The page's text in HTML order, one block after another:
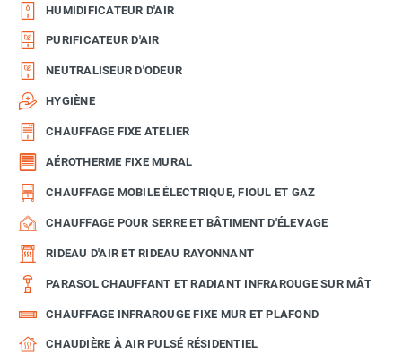
HUMIDIFICATEUR D'AIR
PURIFICATEUR D'AIR
NEUTRALISEUR D'ODEUR
HYGIÈNE
CHAUFFAGE FIXE ATELIER
AÉROTHERME FIXE MURAL
CHAUFFAGE MOBILE ÉLECTRIQUE, FIOUL ET GAZ
CHAUFFAGE POUR SERRE ET BÂTIMENT D'ÉLEVAGE
RIDEAU D'AIR ET RIDEAU RAYONNANT
PARASOL CHAUFFANT ET RADIANT INFRAROUGE SUR MÂT
CHAUFFAGE INFRAROUGE FIXE MUR ET PLAFOND
CHAUDIÈRE À AIR PULSÉ RÉSIDENTIEL